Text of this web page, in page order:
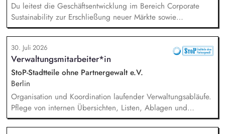
Du leitest die Geschäftsentwicklung im Bereich Corporate
Sustainability zur Erschließung neuer Märkte sowie
Entwicklung von Geschäftsmodellen. Dabei arbeitest du eng
mit einem bestehenden Team zusammen und entwickelst
dieses gemeinsam mit erfahrenen Projektleiter*innen weiter.
Zu Deinen Aufgaben gehören vor allem:
Strategieentwicklung: Entwurf und Umsetzung von
Wachstumsstrategie und Geschäftsmodellen, Trendanalysen:
Frühzeitige Identifikation von Branchen- und
Regulatoriktrends, Partnermanagement: Aufbau von
strategischen Partnerschaften, Kooperationen und
Netzwerken, Akquisition von Aufträgen, Neukunden und
30. Juli 2026
Verwaltungsmitarbeiter*in
StoP-Stadtteile ohne Partnergewalt e.V.
Berlin
Organisation und Koordination laufender Verwaltungsabläufe.
Pflege von internen Übersichten, Listen, Ablagen und
Dokumentationen. Verwaltung von Terminen, Fristen,
Anfragen und interner Kommunikation. Unterstützung bei der